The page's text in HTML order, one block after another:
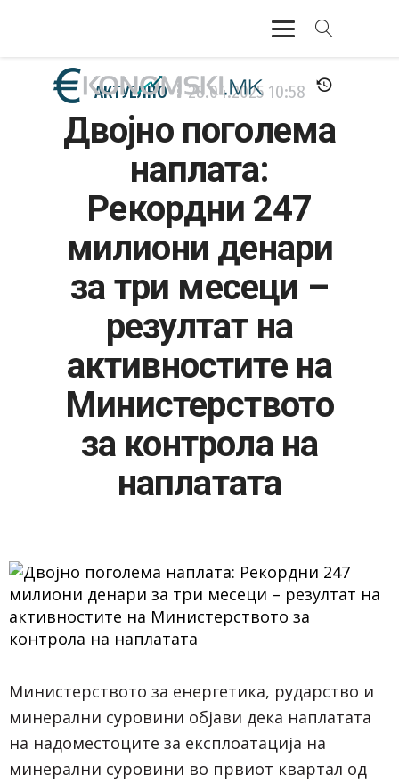
АКТУЕЛНО
ЕКОНОМИЈА
ФИНАНСИИ
БАНКАРСТВО
ЖИВОТ
АКТУЕЛНО 28.04.2025 10:58
Двојно поголема
наплата:
Рекордни 247
милиони денари
за три месеци –
резултат на
активностите на
Министерството
за контрола на
наплатата
Министерството за енергетика, рударство и
минерални суровини објави дека наплатата
на надоместоците за експлоатација на
минерални суровини во првиот квартал од